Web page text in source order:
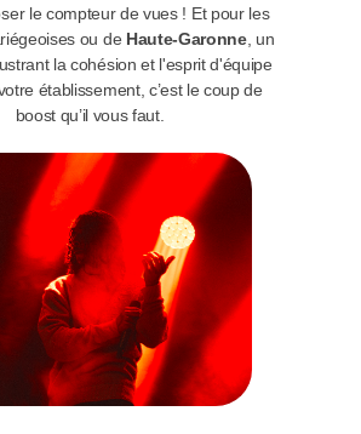
le compteur de vues ! Et pour les
ou de Haute-Garonne, un
la cohésion et l'esprit d'équipe
établissement, c’est le coup de
boost qu’il vous faut.